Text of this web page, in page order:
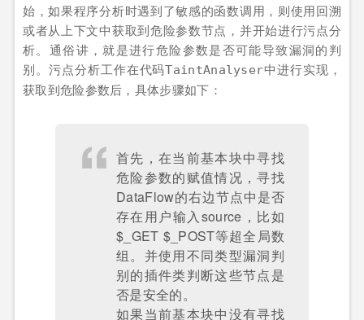
始，如果程序分析时遇到了敏感的函数调用，则使用回溯
或者从上下文中获取到危险参数节点，并开始进行污点分
析。通俗讲，就是进行危险参数是否可能导致漏洞的判
别。污点分析工作在代码TaintAnalyser中进行实现，
获取到危险参数后，具体步骤如下：
首先，在当前基本块中寻找
危险参数的赋值情况，寻找
DataFlow的右边节点中是否
存在用户输入source，比如
$_GET $_POST等超全局数
组。并使用不同类型漏洞判
别的插件类判断这些节点是
否是安全的。
如果当前基本块中没有寻找